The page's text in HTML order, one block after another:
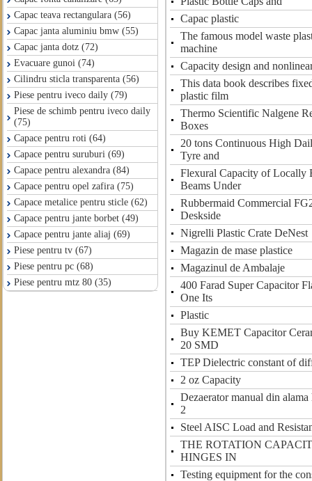
Capac teava rectangulara (56)
Capac janta aluminiu bmw (55)
Capac janta dotz (72)
Evacuare gunoi (74)
Cilindru sticla transparenta (56)
Piese pentru iveco daily (79)
Piese de schimb pentru iveco daily
(75)
Capace pentru roti (64)
Capace pentru suruburi (69)
Capace pentru alexandra (84)
Capace pentru opel zafira (75)
Capace metalice pentru sticle (62)
Capace pentru jante borbet (49)
Capace pentru jante aliaj (69)
Piese pentru tv (67)
Piese pentru pc (68)
Piese pentru mtz 80 (35)
Capac plastic
The famous model waste
machine
Capacity design and
This data book describes
plastic film
Thermo Scientific Nalgene
Boxes
20 tons Continuous High
Tyre and
Flexural Capacity of Locally
Beams Under
Rubbermaid Commercial
Deskside
Nigrelli Plastic Crate DeNest
Magazin de mase plastice
Magazinul de Ambalaje
400 Farad Super Capacitor
One Its
Plastic
Buy KEMET Capacitor
20 SMD
TEP Dielectric constant of
2 oz Capacity
Dezaerator manual din
2
Steel AISC Load and
THE ROTATION
HINGES IN
Testing equipment for the